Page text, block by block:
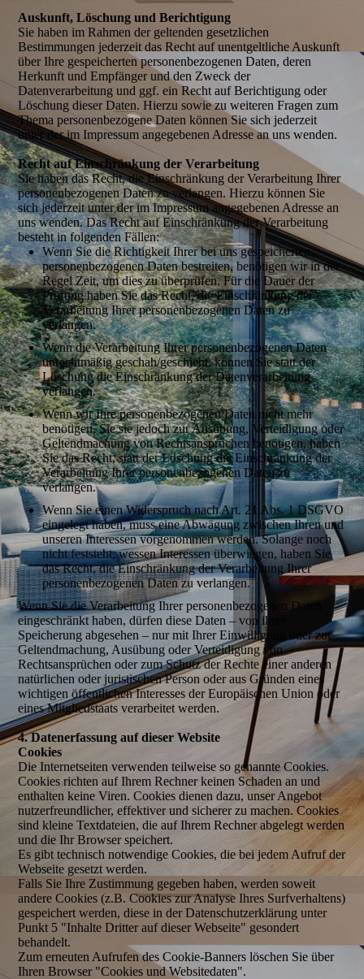
Auskunft, Löschung und Berichtigung
Sie haben im Rahmen der geltenden gesetzlichen
Bestimmungen jederzeit das Recht auf unentgeltliche Auskunft
über Ihre gespeicherten personenbezogenen Daten, deren
Herkunft und Empfänger und den Zweck der
Datenverarbeitung und ggf. ein Recht auf Berichtigung oder
Löschung dieser Daten. Hierzu sowie zu weiteren Fragen zum
Thema personenbezogene Daten können Sie sich jederzeit
unter der im Impressum angegebenen Adresse an uns wenden.
Recht auf Einschränkung der Verarbeitung
Sie haben das Recht, die Einschränkung der Verarbeitung Ihrer
personenbezogenen Daten zu verlangen. Hierzu können Sie
sich jederzeit unter der im Impressum angegebenen Adresse an
uns wenden. Das Recht auf Einschränkung der Verarbeitung
besteht in folgenden Fällen:
Wenn Sie die Richtigkeit Ihrer bei uns gespeicherten
personenbezogenen Daten bestreiten, benötigen wir in der
Regel Zeit, um dies zu überprüfen. Für die Dauer der
Prüfung haben Sie das Recht, die Einschränkung der
Verarbeitung Ihrer personenbezogenen Daten zu
verlangen.
Wenn die Verarbeitung Ihrer personenbezogenen Daten
unrechtmäßig geschah/geschieht, können Sie statt der
Löschung die Einschränkung der Datenverarbeitung
verlangen.
Wenn wir Ihre personenbezogenen Daten nicht mehr
benötigen, Sie sie jedoch zur Ausübung, Verteidigung oder
Geltendmachung von Rechtsansprüchen benötigen, haben
Sie das Recht, statt der Löschung die Einschränkung der
Verarbeitung Ihrer personenbezogenen Daten zu
verlangen.
Wenn Sie einen Widerspruch nach Art. 21 Abs. 1 DSGVO
eingelegt haben, muss eine Abwägung zwischen Ihren und
unseren Interessen vorgenommen werden. Solange noch
nicht feststeht, wessen Interessen überwiegen, haben Sie
das Recht, die Einschränkung der Verarbeitung Ihrer
personenbezogenen Daten zu verlangen.
Wenn Sie die Verarbeitung Ihrer personenbezogenen Daten
eingeschränkt haben, dürfen diese Daten – von ihrer
Speicherung abgesehen – nur mit Ihrer Einwilligung oder zur
Geltendmachung, Ausübung oder Verteidigung von
Rechtsansprüchen oder zum Schutz der Rechte einer anderen
natürlichen oder juristischen Person oder aus Gründen eines
wichtigen öffentlichen Interesses der Europäischen Union oder
eines Mitgliedstaats verarbeitet werden.
4. Datenerfassung auf dieser Website
Cookies
Die Internetseiten verwenden teilweise so genannte Cookies.
Cookies richten auf Ihrem Rechner keinen Schaden an und
enthalten keine Viren. Cookies dienen dazu, unser Angebot
nutzerfreundlicher, effektiver und sicherer zu machen. Cookies
sind kleine Textdateien, die auf Ihrem Rechner abgelegt werden
und die Ihr Browser speichert.
Es gibt technisch notwendige Cookies, die bei jedem Aufruf der
Webseite gesetzt werden.
Falls Sie Ihre Zustimmung gegeben haben, werden soweit
andere Cookies (z.B. Cookies zur Analyse Ihres Surfverhaltens)
gespeichert werden, diese in der Datenschutzerklärung unter
Punkt 5 "Inhalte Dritter auf dieser Webseite" gesondert
behandelt.
Zum erneuten Aufrufen des Cookie-Banners löschen Sie über
Ihren Browser "Cookies und Websitedaten".